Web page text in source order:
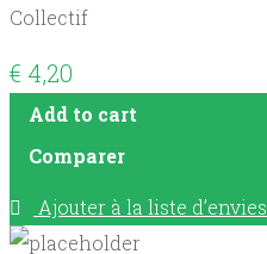
Collectif
€ 4,20
Add to cart
Comparer
Ajouter à la liste d’envies